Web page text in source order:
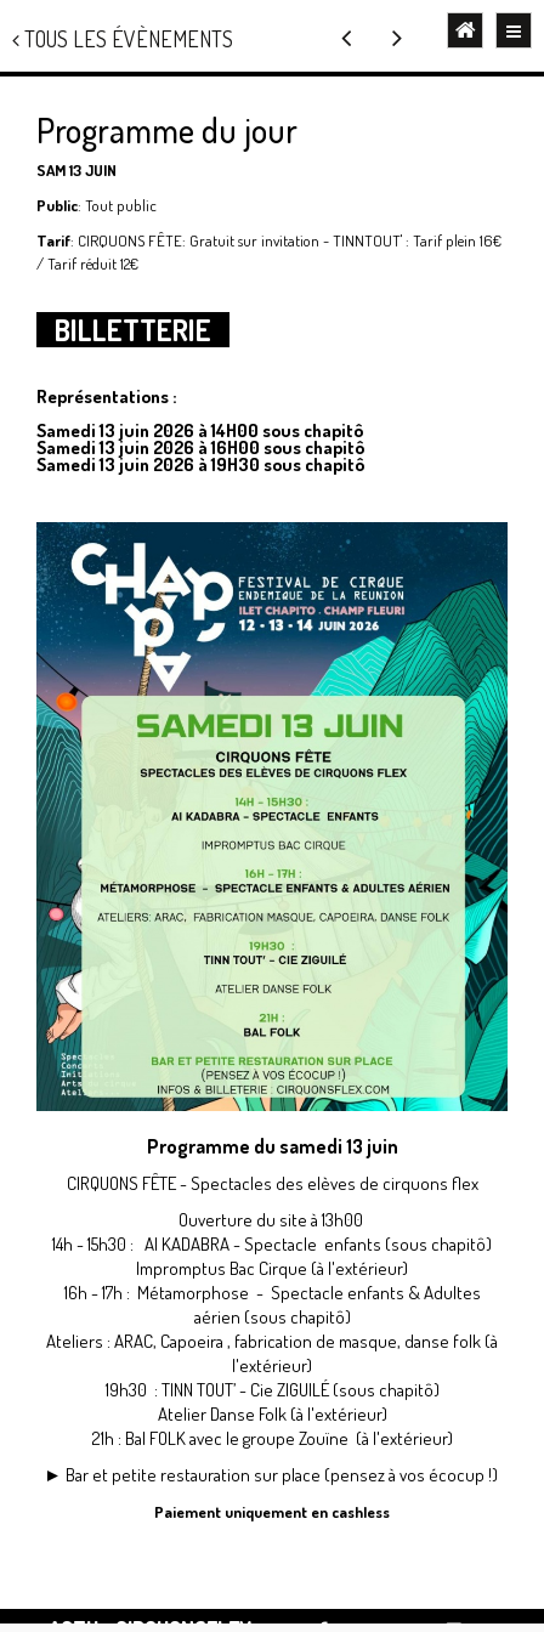
TOUS LES ÉVÈNEMENTS
Programme du jour
SAM 13 JUIN
Public: Tout public
Tarif: CIRQUONS FÊTE: Gratuit sur invitation - TINNTOUT' : Tarif plein 16€
/ Tarif réduit 12€
BILLETTERIE
Représentations :
Samedi 13 juin 2026 à 14H00 sous chapitô
Samedi 13 juin 2026 à 16H00 sous chapitô
Samedi 13 juin 2026 à 19H30 sous chapitô
Programme du samedi 13 juin
CIRQUONS FÊTE - Spectacles des elèves de cirquons flex
Ouverture du site à 13h00
14h - 15h30 : AI KADABRA - Spectacle enfants (sous chapitô)
Impromptus Bac Cirque (à l'extérieur)
16h - 17h : Métamorphose - Spectacle enfants & Adultes
aérien (sous chapitô)
Ateliers : ARAC, Capoeira , fabrication de masque, danse folk (à
l'extérieur)
19h30 : TINN TOUT’ - Cie ZIGUILÉ (sous chapitô)
Atelier Danse Folk (à l'extérieur)
21h : Bal FOLK avec le groupe Zouïne (à l'extérieur)
► Bar et petite restauration sur place (pensez à vos écocup !)
Paiement uniquement en cashless